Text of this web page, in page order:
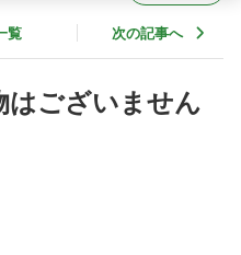
覧 次の記事へ
はございません